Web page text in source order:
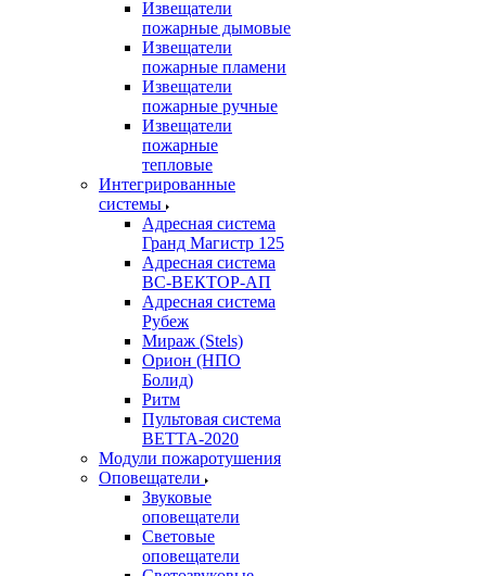
Извещатели
пожарные дымовые
Извещатели
пожарные пламени
Извещатели
пожарные ручные
Извещатели
пожарные
тепловые
Интегрированные
системы
Адресная система
Гранд Магистр 125
Адресная система
ВС-ВЕКТОР-АП
Адресная система
Рубеж
Мираж (Stels)
Орион (НПО
Болид)
Ритм
Пультовая система
ВЕТТА-2020
Модули пожаротушения
Оповещатели
Звуковые
оповещатели
Световые
оповещатели